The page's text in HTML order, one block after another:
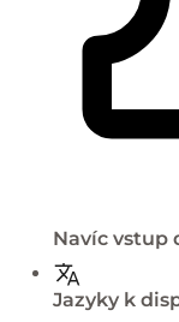
Navíc vstup
Jazyky k